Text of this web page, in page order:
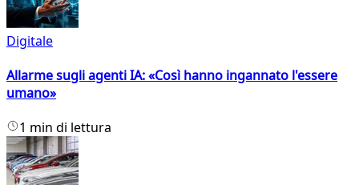
Digitale
Allarme sugli agenti IA: «Così hanno ingannato l'essere
umano»
1 min di lettura